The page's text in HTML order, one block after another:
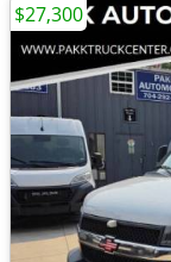
$27,300